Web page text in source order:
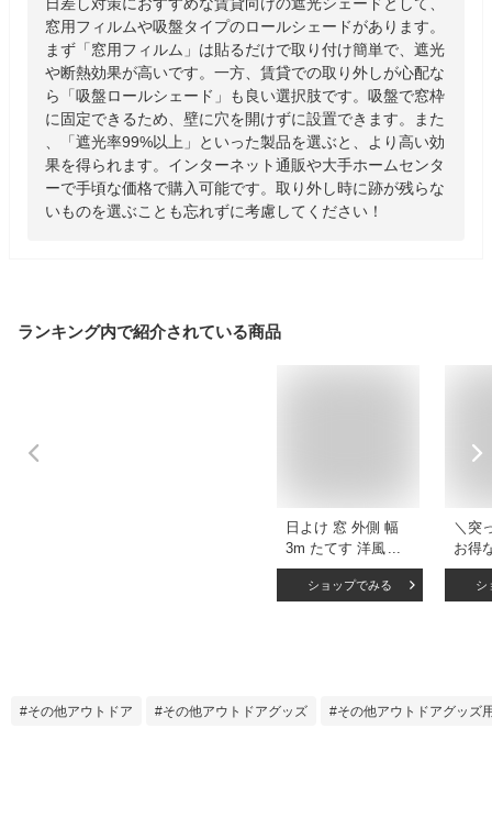
窓用フィルムや吸盤タイプのロールシェードがあります。
まず「窓用フィルム」は貼るだけで取り付け簡単で、遮光
や断熱効果が高いです。一方、賃貸での取り外しが心配な
ら「吸盤ロールシェード」も良い選択肢です。吸盤で窓枠
に固定できるため、壁に穴を開けずに設置できます。また
、「遮光率99%以上」といった製品を選ぶと、より高い効
果を得られます。インターネット通販や大手ホームセンタ
ーで手頃な価格で購入可能です。取り外し時に跡が残らな
いものを選ぶことも忘れずに考慮してください！
ランキング内で紹介されている商品
日よけ 窓 外側 幅
3m たてす 洋風 継
式 おしゃれ 目隠し
立て掛けるだけ 西
ショップでみる
＼突
お得
ズ イ
ド
ェー
シ
その他アウトドア その他アウトドアグッズ その他アウトドアグッズ